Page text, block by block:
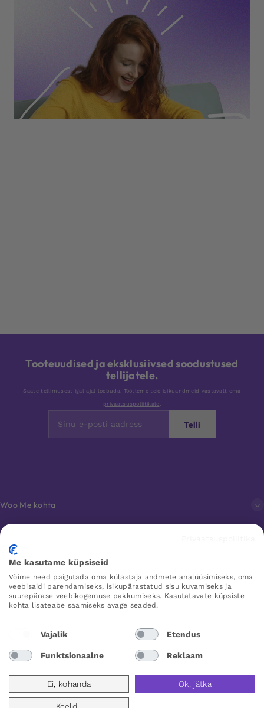
Tooteuudised ja eksklusiivsed soodustused
tellijatele.
Saate tellimusest igal ajal loobuda. Töötleme teie isikuandmeid vastavalt oma
privaatsuspoliitikale .
Telli
Woo Me kohta
Klienditeenindus
Lemmikud
WOO ME
Me kasutame küpsiseid
Võime need paigutada oma külastaja andmete analüüsimiseks, oma
veebisaidi parendamiseks, isikupärastatud sisu kuvamiseks ja
suurepärase veebikogemuse pakkumiseks. Kasutatavate küpsiste
kohta lisateabe saamiseks avage seaded.
Vajalik Etendus
Funktsionaalne Reklaam
Ei, kohanda Ok, jätka